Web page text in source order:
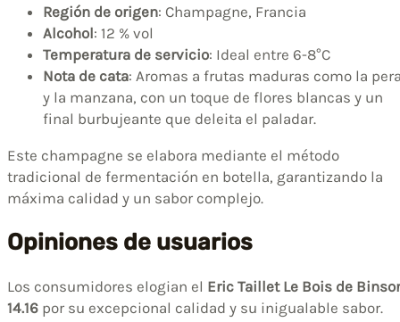
Región de origen: Champagne, Francia
Alcohol: 12 % vol
Temperatura de servicio: Ideal entre 6-8°C
Nota de cata: Aromas a frutas maduras como la
y la manzana, con un toque de flores blancas y un
final burbujeante que deleita el paladar.
Este champagne se elabora mediante el método
tradicional de fermentación en botella, garantizando la
máxima calidad y un sabor complejo.
Opiniones de usuarios
Los consumidores elogian el Eric Taillet Le Bois de
14.16 por su excepcional calidad y su inigualable sabor.